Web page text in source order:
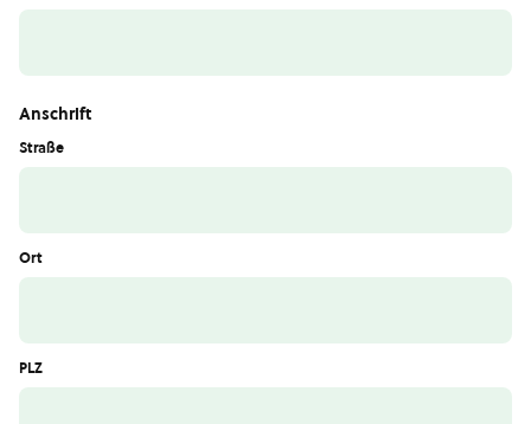
Anschrift
Straße
Ort
PLZ